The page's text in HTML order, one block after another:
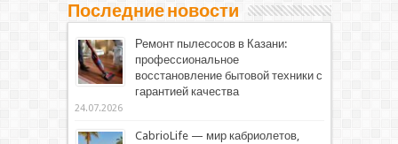
Последние новости
Ремонт пылесосов в Казани:
профессиональное
восстановление бытовой техники с
гарантией качества
24.07.2026
CabrioLife — мир кабриолетов,